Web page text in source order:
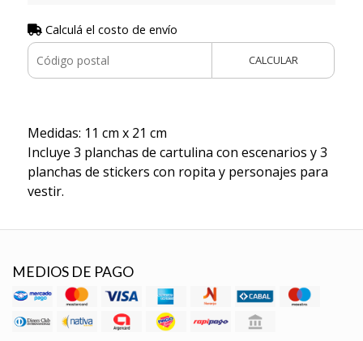
Calculá el costo de envío
CALCULAR
Medidas: 11 cm x 21 cm
Incluye 3 planchas de cartulina con escenarios y 3
planchas de stickers con ropita y personajes para
vestir.
MEDIOS DE PAGO